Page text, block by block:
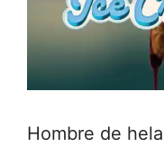
Hombre de